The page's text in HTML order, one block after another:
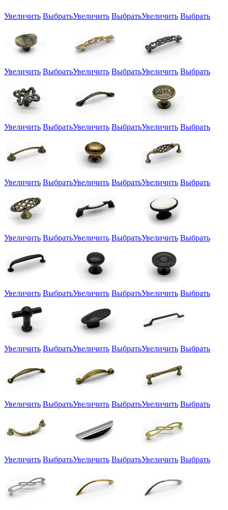
Увеличить ВыбратьУвеличить ВыбратьУвеличить Выбрать
Увеличить ВыбратьУвеличить ВыбратьУвеличить Выбрать
Увеличить ВыбратьУвеличить ВыбратьУвеличить Выбрать
Увеличить ВыбратьУвеличить ВыбратьУвеличить Выбрать
Увеличить ВыбратьУвеличить ВыбратьУвеличить Выбрать
Увеличить ВыбратьУвеличить ВыбратьУвеличить Выбрать
Увеличить ВыбратьУвеличить ВыбратьУвеличить Выбрать
Увеличить ВыбратьУвеличить ВыбратьУвеличить Выбрать
Увеличить ВыбратьУвеличить ВыбратьУвеличить Выбрать